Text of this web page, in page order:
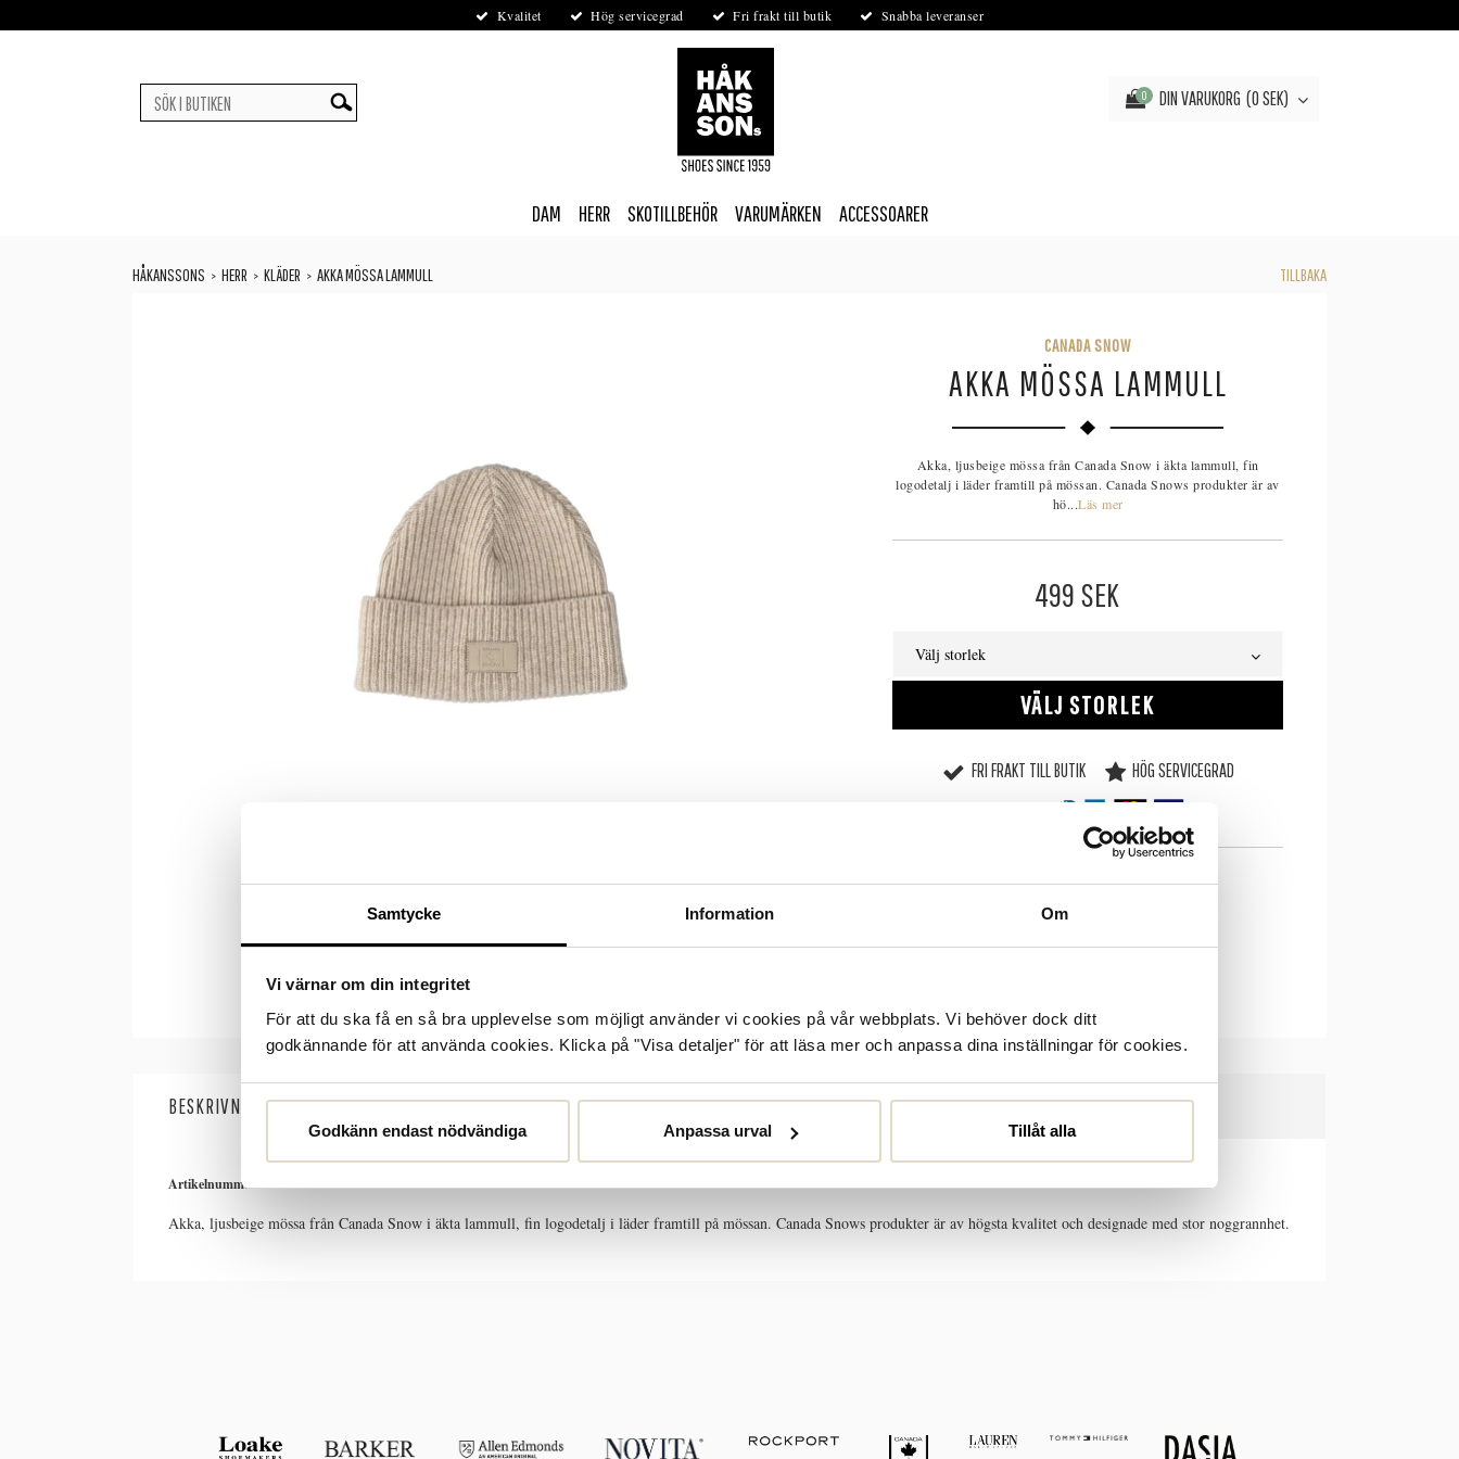
Samtycke Information Om
Vi värnar om din integritet
För att du ska få en så bra upplevelse som möjligt använder vi cookies på vår webbplats. Vi behöver dock ditt
godkännande för att använda cookies. Klicka på "Visa detaljer" för att läsa mer och anpassa dina inställningar för cookies.
Godkänn endast nödvändiga Anpassa urval Tillåt alla
Kvalitet Hög servicegrad Fri frakt till butik Snabba leveranser
DIN VARUKORG
0 0 SEK
DAM HERR SKOTILLBEHÖR VARUMÄRKEN ACCESSOARER
HÅKANSSONS > HERR > KLÄDER > AKKA MÖSSA LAMMULL TILLBAKA
CANADA SNOW
AKKA MÖSSA LAMMULL
Akka, ljusbeige mössa från Canada Snow i äkta lammull, fin
logodetalj i läder framtill på mössan. Canada Snows produkter är av
hö...Läs mer
499 SEK
Välj storlek
VÄLJ STORLEK
FRI FRAKT TILL BUTIK HÖG SERVICEGRAD
SE LAGERSTATUS I BUTIK
BESKRIVNING SPECIFIKATIONER SKÖTSELRÅD STORLEKSGUIDE
Artikelnummer:
Akka, ljusbeige mössa från Canada Snow i äkta lammull, fin logodetalj i läder framtill på mössan. Canada Snows produkter är av högsta kvalitet och designade med stor noggrannhet.